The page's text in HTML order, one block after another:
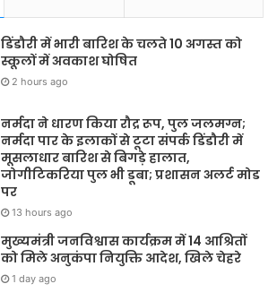
डिंडौरी में भारी बारिश के चलते 10 अगस्त को
स्कूलों में अवकाश घोषित
2 hours ago
नर्मदा ने धारण किया रौद्र रूप, पुल जलमग्न;
नर्मदा पार के इलाकों से टूटा संपर्क डिंडौरी में
मूसलाधार बारिश से बिगड़े हालात,
जोगीटिकरिया पुल भी डूबा; प्रशासन अलर्ट मोड
पर
13 hours ago
मुख्यमंत्री जनविश्वास कार्यक्रम में 14 आश्रितों
को मिले अनुकंपा नियुक्ति आदेश, खिले चेहरे
1 day ago